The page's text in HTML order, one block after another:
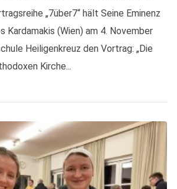
„7über7“ hält Seine Eminenz
Kardamakis (Wien) am 4. November
Heiligenkreuz den Vortrag: „Die
Kirche...